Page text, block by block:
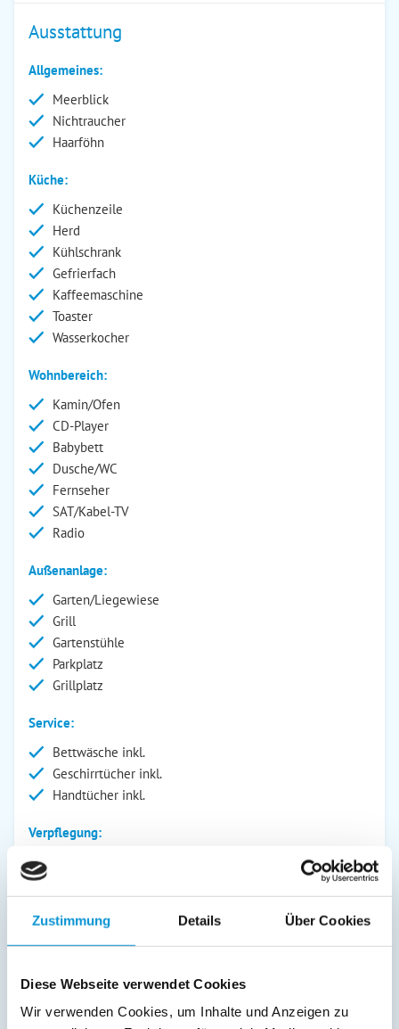
Zustimmung Details Über Cookies
Diese Webseite verwendet Cookies
Wir verwenden Cookies, um Inhalte und Anzeigen zu
Ausstattung
Allgemeines:
Meerblick
Nichtraucher
Haarföhn
Küche:
Küchenzeile
Herd
Kühlschrank
Gefrierfach
Kaffeemaschine
Toaster
Wasserkocher
Wohnbereich:
Kamin/Ofen
CD-Player
Babybett
Dusche/WC
Fernseher
SAT/Kabel-TV
Radio
Außenanlage:
Garten/Liegewiese
Grill
Gartenstühle
Parkplatz
Grillplatz
Service:
Bettwäsche inkl.
Geschirrtücher inkl.
Handtücher inkl.
Verpflegung:
Zentrale Lage - alter Ortskern
300m Entfernung zum Strand